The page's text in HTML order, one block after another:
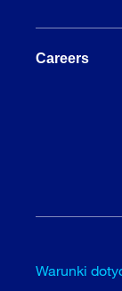
Careers
Warunki